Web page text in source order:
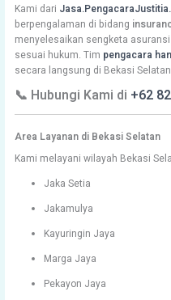
Kami dari
berpengalaman di bidang
menyelesaikan sengketa
sesuai hukum. Tim pengacara
secara langsung di Bekasi
📞 Hubungi Kami di +62
Area Layanan di Bekasi Selatan
Kami melayani wilayah Bekasi
Jaka Setia
Jakamulya
Kayuringin Jaya
Marga Jaya
Pekayon Jaya